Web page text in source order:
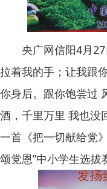
央广网信阳4月27
拉着我的手；让我跟
你身后。跟你饱尝过
酒，千里万里 我也没
一首《把一切献给党
颂党恩”中小学生选拔